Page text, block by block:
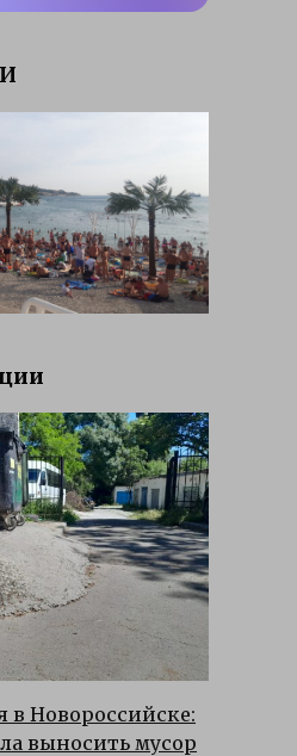
в Новороссийске:
выносить мусор